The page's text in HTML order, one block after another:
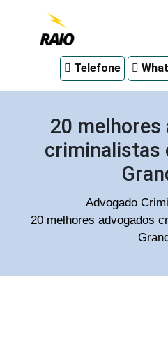
em
Telefone
20 melhores
criminalistas
Advogado
20 melhores advogados